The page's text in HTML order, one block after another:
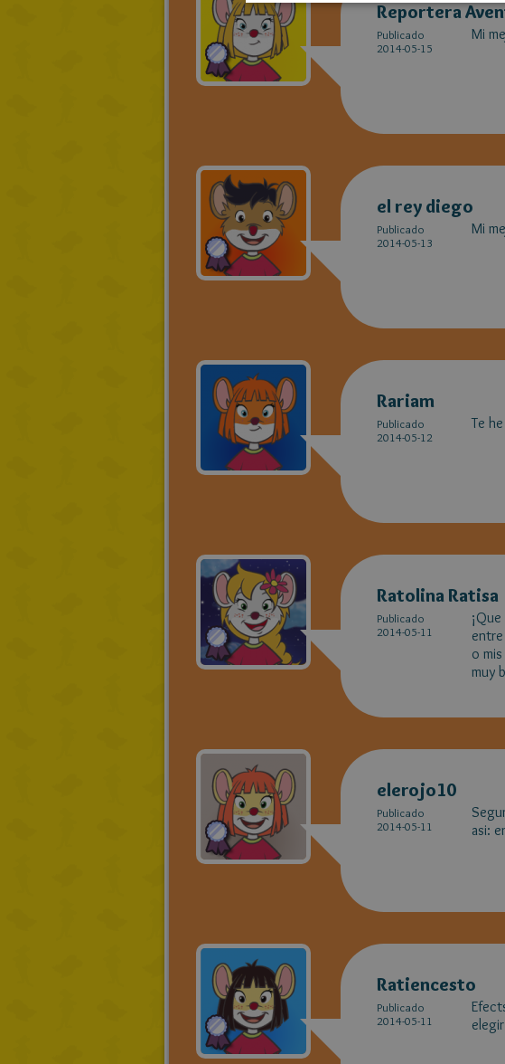
Reportera
Publicado
2014-05-15
Mi
el rey diego
Publicado
2014-05-13
Mi
Rariam
Publicado
2014-05-12
Te
Ratolina Ratisa
Publicado
2014-05-11
o
muy
elerojo10
Publicado
2014-05-11
asi:
Ratiencesto
Publicado
2014-05-11